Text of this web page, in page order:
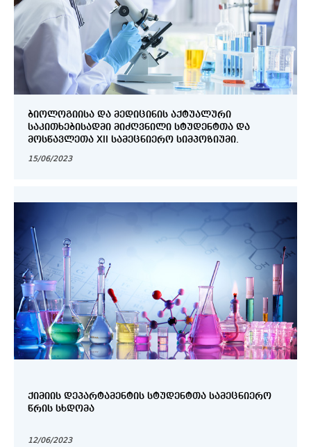
ᲑᲘᲝᲚᲝᲒᲘᲘᲡᲐ ᲓᲐ ᲛᲔᲓᲘᲪᲘᲜᲘᲡ ᲐᲥᲢᲣᲐᲚᲣᲠᲘ
ᲡᲐᲙᲘᲗᲮᲔᲑᲘᲡᲐᲓᲛᲘ ᲛᲘᲫᲦᲕᲜᲘᲚᲘ ᲡᲢᲣᲓᲔᲜᲢᲗᲐ ᲓᲐ
ᲛᲝᲡᲬᲐᲕᲚᲔᲗᲐ XII ᲡᲐᲛᲔᲪᲜᲘᲔᲠᲝ ᲡᲘᲛᲞᲝᲖᲘᲣᲛᲘ.
15/06/2023
ᲥᲘᲛᲘᲘᲡ ᲓᲔᲞᲐᲠᲢᲐᲛᲔᲜᲢᲘᲡ ᲡᲢᲣᲓᲔᲜᲢᲗᲐ ᲡᲐᲛᲔᲪᲜᲘᲔᲠᲝ
ᲬᲠᲘᲡ ᲡᲮᲓᲝᲛᲐ
12/06/2023